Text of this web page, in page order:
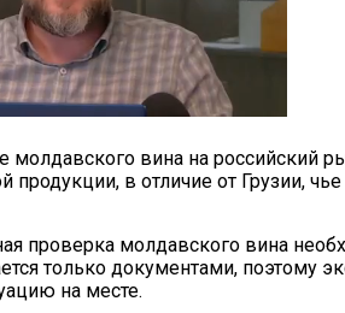
вина на российский
в отличие от Грузии,
проверка молдавского вина
только документами, поэтому
на месте.